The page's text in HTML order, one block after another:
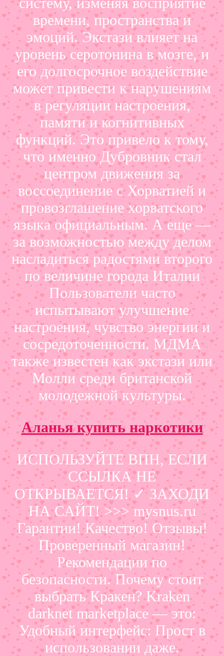
времени, пространства и
эмоций. Экстази влияет на
уровень серотонина в мозге, и
его долгосрочное воздействие
может привести к нарушениям
в регуляции настроения,
памяти и когнитивных
функций. Это привело к тому,
что именно Дубровник стал
центром движения за
воссоединение с Хорватией и
провозглашение хорватского
языка официальным. А еще —
за возможностью между делом
насладиться радостями второго
по величине города Италии
Пользователи часто
испытывают улучшение
настроения, чувство энергии и
сосредоточенности. МДМА
также известен как экстази или
Молли среди британской
молодежной культуры.
Аланья купить наркотики
ИСПОЛЬЗУЙТЕ ВПН, ЕСЛИ
ССЫЛКА НЕ
ОТКРЫВАЕТСЯ! ✓ ЗАХОДИ
НА САЙТ! >>> mysnus.ru
Гарантии! Качество! Отзывы!
Проверенный магазин!
Рекомендации по
безопасности. Почему стоит
выбрать Кракен? Kraken
darknet marketplace — это:
Удобный интерфейс: Прост в
использовании даже.